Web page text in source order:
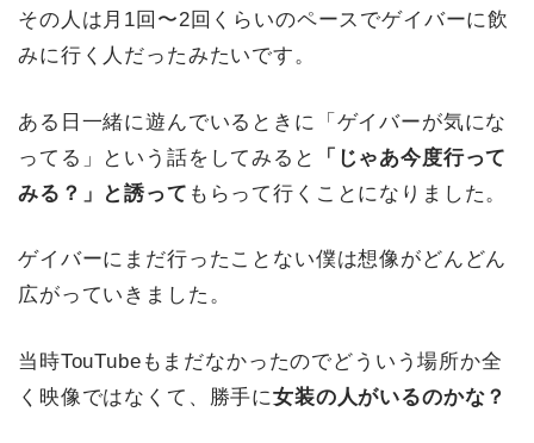
その人は月1回〜2回くらいのペースでゲイバーに飲
みに行く人だったみたいです。
ある日一緒に遊んでいるときに「ゲイバーが気にな
ってる」という話をしてみると
「じゃあ今度行って
みる？」と誘って もらって行くことになりました。
ゲイバーにまだ行ったことない僕は想像がどんどん
広がっていきました。
当時TouTubeもまだなかったのでどういう場所か全
く映像ではなくて、勝手に女装の人がいるのかな？